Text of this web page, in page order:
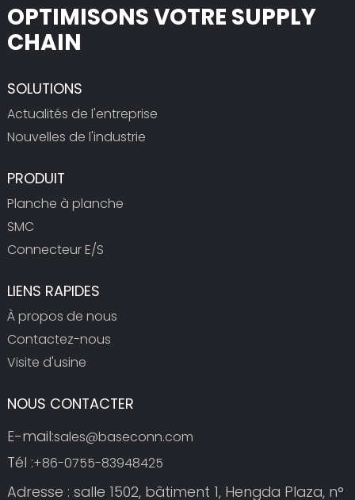
OPTIMISONS VOTRE SUPPLY
CHAIN
SOLUTIONS
Actualités de l'entreprise
Nouvelles de l'industrie
PRODUIT
Planche à planche
SMC
Connecteur E/S
LIENS RAPIDES
À propos de nous
Contactez-nous
Visite d'usine
NOUS CONTACTER
E-mail:sales@baseconn.com
Tél :+86-0755-83948425
Adresse : salle 1502, bâtiment 1, Hengda Plaza, n°